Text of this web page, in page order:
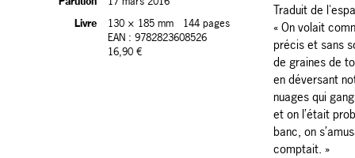
Livre
130 × 185 mm
144 pages
EAN : 9782823608526
16,90 €
Traduit de
« On volait
précis et sans
de graines de
en déversant
nuages qui
et on l’était
banc, on
comptait. »